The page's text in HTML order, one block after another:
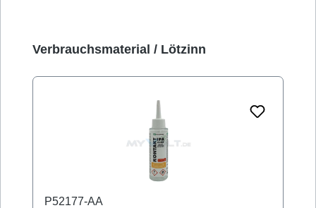
Produktgalerie überspringen
Verbrauchsmaterial / Lötzinn
P52177-AA